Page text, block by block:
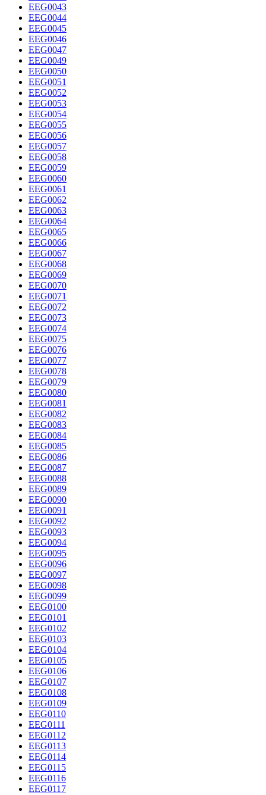
EEG0043
EEG0044
EEG0045
EEG0046
EEG0047
EEG0049
EEG0050
EEG0051
EEG0052
EEG0053
EEG0054
EEG0055
EEG0056
EEG0057
EEG0058
EEG0059
EEG0060
EEG0061
EEG0062
EEG0063
EEG0064
EEG0065
EEG0066
EEG0067
EEG0068
EEG0069
EEG0070
EEG0071
EEG0072
EEG0073
EEG0074
EEG0075
EEG0076
EEG0077
EEG0078
EEG0079
EEG0080
EEG0081
EEG0082
EEG0083
EEG0084
EEG0085
EEG0086
EEG0087
EEG0088
EEG0089
EEG0090
EEG0091
EEG0092
EEG0093
EEG0094
EEG0095
EEG0096
EEG0097
EEG0098
EEG0099
EEG0100
EEG0101
EEG0102
EEG0103
EEG0104
EEG0105
EEG0106
EEG0107
EEG0108
EEG0109
EEG0110
EEG0111
EEG0112
EEG0113
EEG0114
EEG0115
EEG0116
EEG0117